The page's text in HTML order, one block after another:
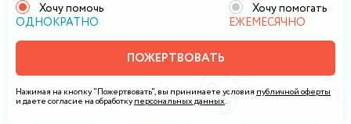
Хочу помочь
ОДНОКРАТНО
Хочу помогать
ЕЖЕМЕСЯЧНО
ПОЖЕРТВОВАТЬ
Нажимая на кнопку "Пожертвовать", вы принимаете условия публичной оферты
и даете согласие на обработкуперсональных данных.